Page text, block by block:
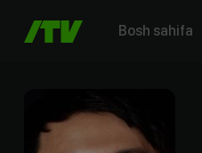
Bosh sahifa